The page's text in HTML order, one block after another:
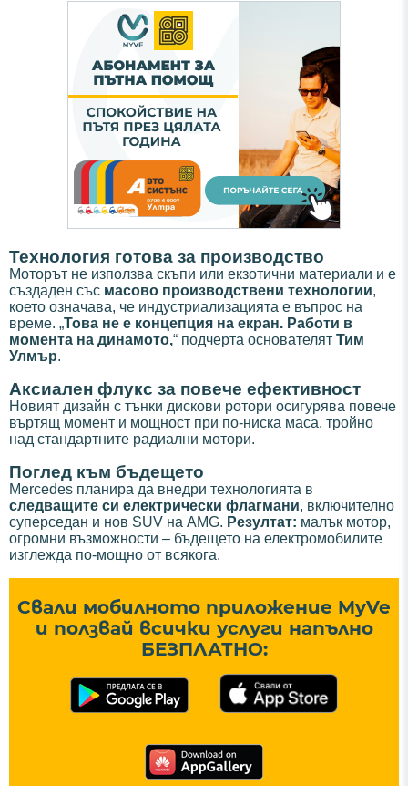
Технология готова за производство
Моторът не използва скъпи или екзотични материали и е
създаден със масово производствени технологии,
което означава, че индустриализацията е въпрос на
време. „Това не е концепция на екран. Работи в
момента на динамото,“ подчерта основателят Тим
Улмър.
Аксиален флукс за повече ефективност
Новият дизайн с тънки дискови ротори осигурява повече
въртящ момент и мощност при по-ниска маса, тройно
над стандартните радиални мотори.
Поглед към бъдещето
Mercedes планира да внедри технологията в
следващите си електрически флагмани, включително
суперседан и нов SUV на AMG. Резултат: малък мотор,
огромни възможности – бъдещето на електромобилите
изглежда по-мощно от всякога.
Свали мобилното приложение MyVe
и ползвай всички услуги напълно
БЕЗПЛАТНО: